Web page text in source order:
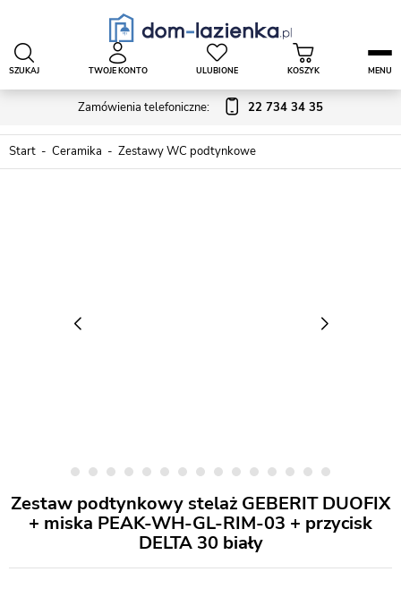
Zamówienia telefoniczne: 22 734 34 35
SZUKAJ TWOJE KONTO ULUBIONE KOSZYK MENU
Start Ceramika Zestawy WC podtynkowe
Zestaw podtynkowy stelaż GEBERIT DUOFIX
+ miska PEAK-WH-GL-RIM-03 + przycisk
DELTA 30 biały